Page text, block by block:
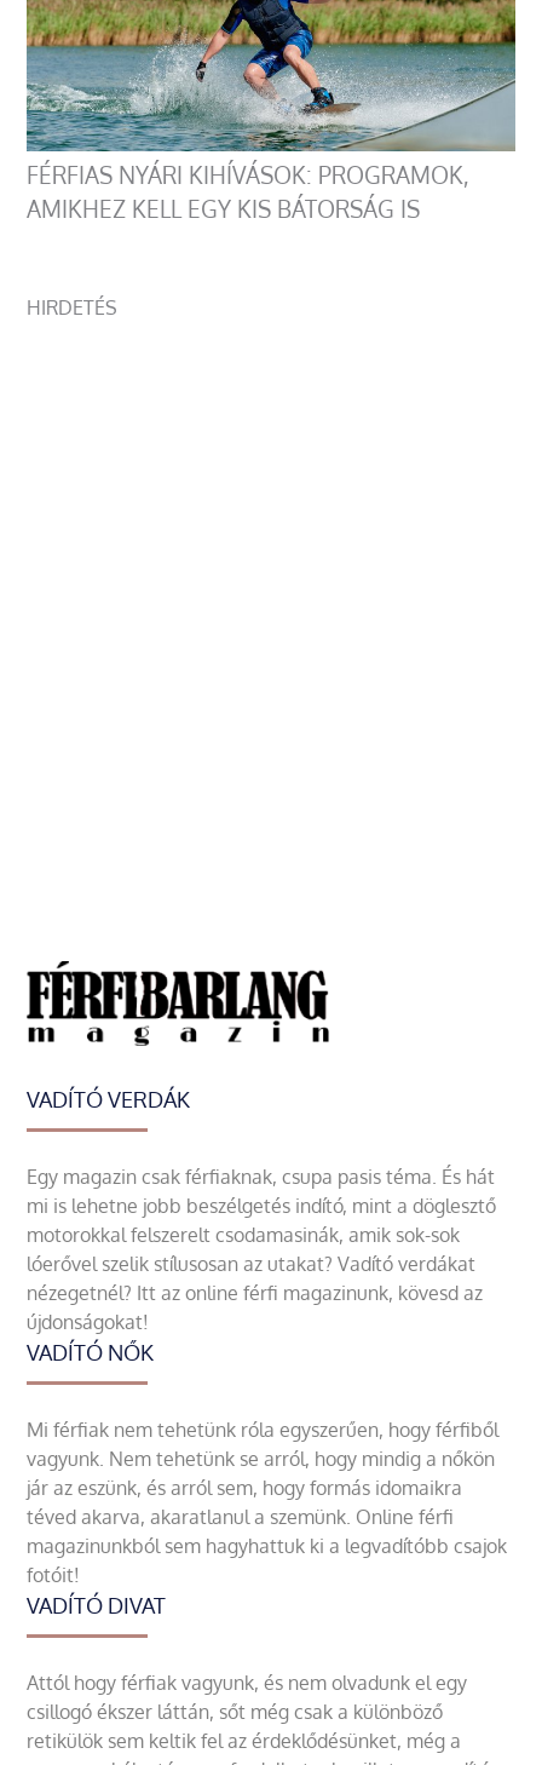
FÉRFIAS NYÁRI KIHÍVÁSOK: PROGRAMOK,
AMIKHEZ KELL EGY KIS BÁTORSÁG IS
HIRDETÉS
VADÍTÓ VERDÁK
Egy magazin csak férfiaknak, csupa pasis téma. És hát
mi is lehetne jobb beszélgetés indító, mint a döglesztő
motorokkal felszerelt csodamasinák, amik sok-sok
lóerővel szelik stílusosan az utakat? Vadító verdákat
nézegetnél? Itt az online férfi magazinunk, kövesd az
újdonságokat!
VADÍTÓ NŐK
Mi férfiak nem tehetünk róla egyszerűen, hogy férfiből
vagyunk. Nem tehetünk se arról, hogy mindig a nőkön
jár az eszünk, és arról sem, hogy formás idomaikra
téved akarva, akaratlanul a szemünk. Online férfi
magazinunkból sem hagyhattuk ki a legvadítóbb csajok
fotóit!
VADÍTÓ DIVAT
Attól hogy férfiak vagyunk, és nem olvadunk el egy
csillogó ékszer láttán, sőt még csak a különböző
retikülök sem keltik fel az érdeklődésünket, még a